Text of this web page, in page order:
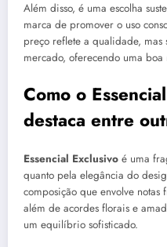
Além disso, é uma escolha
marca de promover o uso
preço reflete a qualidade, mas
mercado, oferecendo uma
Como o
destaca entre
Essencial Exclusivo é uma
quanto pela elegância do
composição que envolve notas
além de acordes florais e
um equilíbrio sofisticado.